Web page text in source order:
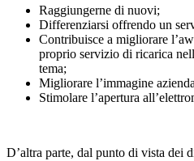
Raggiungerne di nuovi;
Differenziarsi offrendo un
Contribuisce a migliorare
proprio servizio di ricarica
tema;
Migliorare l’immagine
Stimolare l’apertura
D’altra parte, dal punto di vista dei